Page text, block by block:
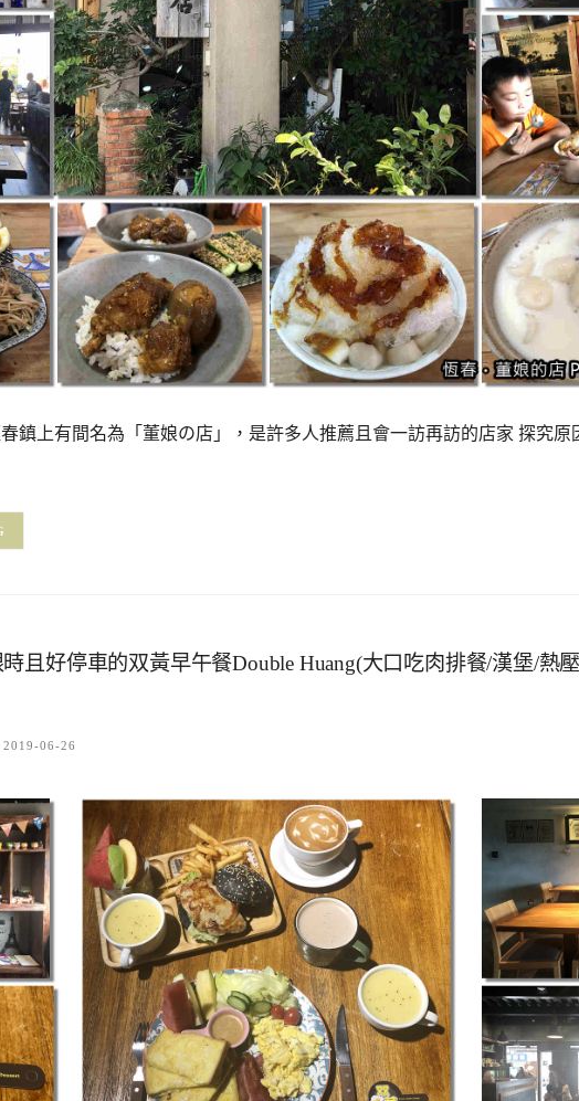
鎮上有間名為「董娘の店」，是許多人推薦且會一訪再訪的店家 探究原
時且好停車的双黃早午餐Double Huang(大口吃肉排餐/漢堡/熱
2019-06-26